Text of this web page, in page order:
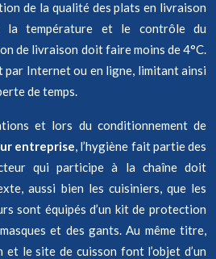
de la qualité des plats en livraison
la température et le contrôle du
de livraison doit faire moins de 4°C.
par Internet ou en ligne, limitant ainsi
de temps.
et lors du conditionnement de
entreprise, l’hygiène fait partie des
qui participe à la chaîne doit
aussi bien les cuisiniers, que les
sont équipés d’un kit de protection
et des gants. Au même titre,
le site de cuisson font l’objet d’un